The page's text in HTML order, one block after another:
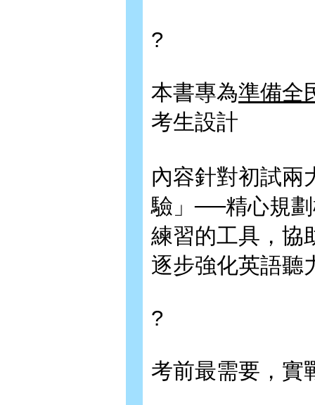
?
本書專為準備全
考生設計
內容針對初試兩
驗」──精心規
練習的工具，協
逐步強化英語聽
?
考前最需要，實